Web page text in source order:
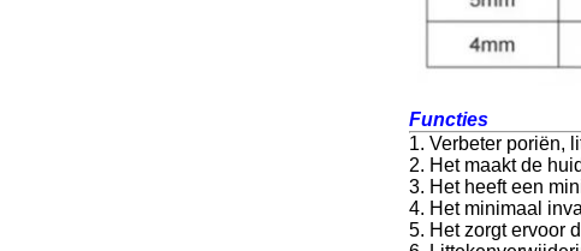
Functies
1. Verbeter poriën,
2. Het maakt de
3. Het heeft een
4. Het minimaal
5. Het zorgt ervoor